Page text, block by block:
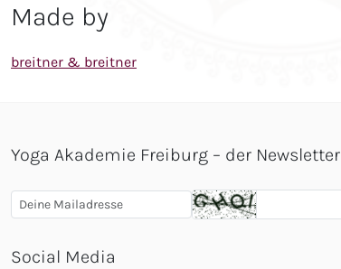
Made by
breitner & breitner
Yoga Akademie Freiburg – der Newsletter
Social Media